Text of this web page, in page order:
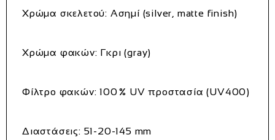
Χρώμα σκελετού: Ασημί (silver, matte finish)
Χρώμα φακών: Γκρι (gray)
Φίλτρο φακών: 100 % UV προστασία (UV400)
Διαστάσεις: 51‑20‑145 mm